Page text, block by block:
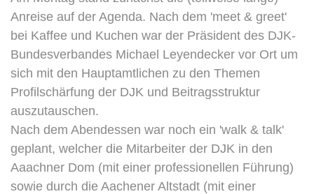
Anreise auf der Agenda. Nach dem 'meet & greet'
bei Kaffee und Kuchen war der Präsident des DJK-
Bundesverbandes Michael Leyendecker vor Ort um
sich mit den Hauptamtlichen zu den Themen
Profilschärfung der DJK und Beitragsstruktur
auszutauschen.
Nach dem Abendessen war noch ein 'walk & talk'
geplant, welcher die Mitarbeiter der DJK in den
Aaachner Dom (mit einer professionellen Führung)
sowie durch die Aachener Altstadt (mit einer